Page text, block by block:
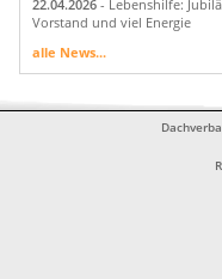
22.04.2026 - Lebenshilfe:
Vorstand und viel Energie
alle News...